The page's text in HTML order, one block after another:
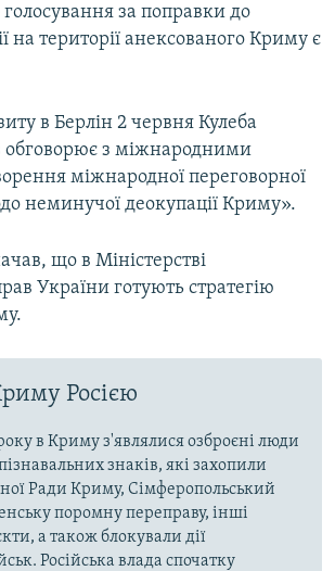
за поправки до
на території анексованого Криму є
в Берлін 2 червня Кулеба
обговорює з міжнародними
міжнародної переговорної
неминучої деокупації Криму».
що в Міністерстві
України готують стратегію
Росією
в Криму з'являлися озброєні люди
знаків, які захопили
Ради Криму, Сімферопольський
поромну переправу, інші
а також блокували дії
Російська влада спочатку